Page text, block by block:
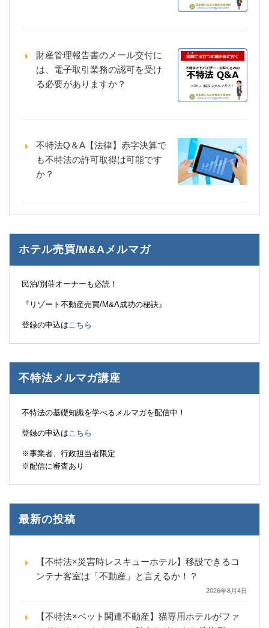
財産管理報告書のメール交付に
は、電子取引業務の認可を受け
る必要がありますか？
不特法Q＆A【法律】赤字決算で
も不特法の許可取得は可能です
か？
ホテル売買/M&Aメルマガ
民泊/別荘オーナーも必読！
『リゾート不動産売買/M&A成功の秘訣』
登録の申込はこちら
不特法メルマガ講座
不特法の基礎知識を学べるメルマガを配信中！
登録の申込はこちら
※事業者、行政担当者限定
※配信に審査あり
最新の投稿
【不特法×災害時レスキューホテル】移設できるコ
ンテナ客室は「不動産」と言えるか！？
2026年8月4日
【不特法×ペット関連不動産】猫専用ホテルがファ